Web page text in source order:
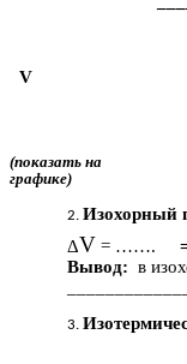
V
(показать на
графике)
Изохорный
ΔV = …….
Вывод: в